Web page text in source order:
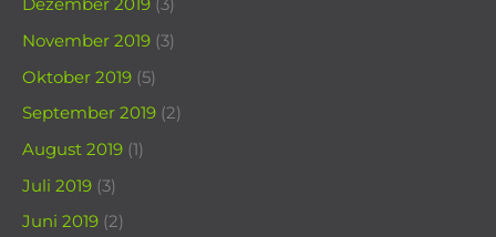
Dezember 2019 (3)
November 2019 (3)
Oktober 2019 (5)
September 2019 (2)
August 2019 (1)
Juli 2019 (3)
Juni 2019 (2)